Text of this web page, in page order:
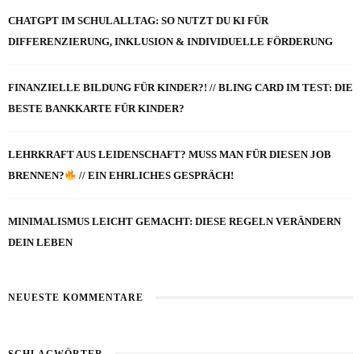
CHATGPT IM SCHULALLTAG: SO NUTZT DU KI FÜR
DIFFERENZIERUNG, INKLUSION & INDIVIDUELLE FÖRDERUNG
FINANZIELLE BILDUNG FÜR KINDER?! // BLING CARD IM TEST: DIE
BESTE BANKKARTE FÜR KINDER?
LEHRKRAFT AUS LEIDENSCHAFT? MUSS MAN FÜR DIESEN JOB
BRENNEN?
// EIN EHRLICHES GESPRÄCH!
MINIMALISMUS LEICHT GEMACHT: DIESE REGELN VERÄNDERN
DEIN LEBEN
NEUESTE KOMMENTARE